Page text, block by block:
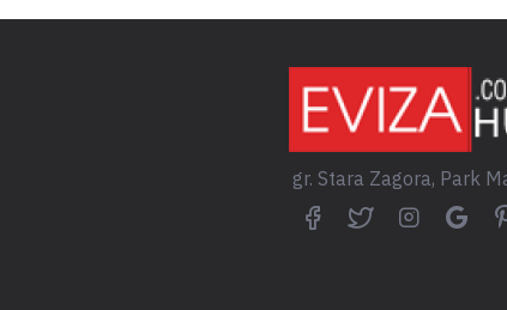
gr. Stara Zagora, Park